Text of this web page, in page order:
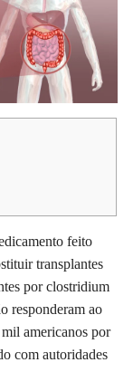
feito
transplantes
por clostridium
responderam ao
americanos por
com autoridades